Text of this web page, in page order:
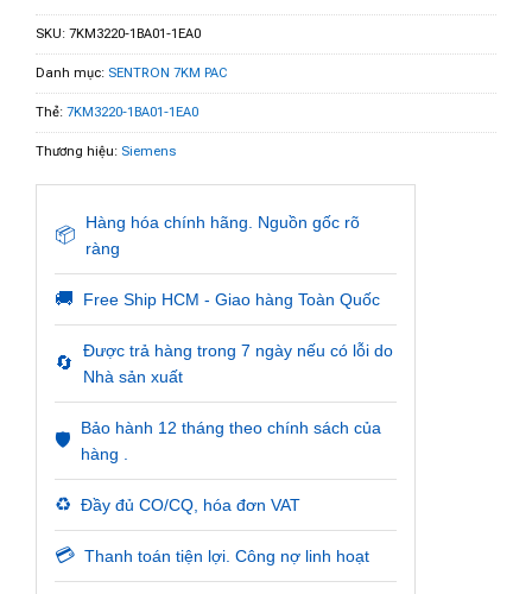
SKU: 7KM3220-1BA01-1EA0
Danh mục: SENTRON 7KM PAC
Thẻ: 7KM3220-1BA01-1EA0
Thương hiệu: Siemens
📦
Hàng hóa chính hãng. Nguồn gốc rõ
ràng
🚚 Free Ship HCM - Giao hàng Toàn Quốc
🔄
Được trả hàng trong 7 ngày nếu có lỗi do
Nhà sản xuất
🛡️
Bảo hành 12 tháng theo chính sách của
hàng .
♻️ Đầy đủ CO/CQ, hóa đơn VAT
💳 Thanh toán tiện lợi. Công nợ linh hoạt